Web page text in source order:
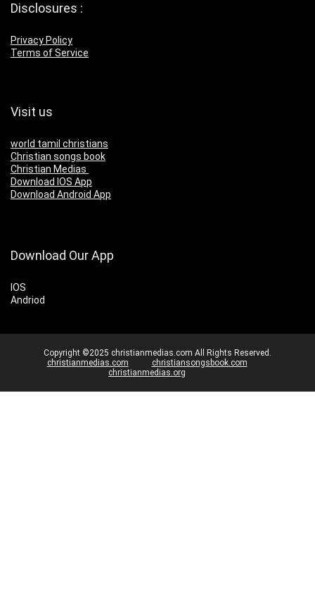
Disclosures :
Privacy Policy
Terms of Service
Visit us
world tamil christians
Christian songs book
Christian Medias
Download IOS App
Download Android App
Download Our App
IOS
Andriod
Copyright ©2025 christianmedias.com All Rights Reserved.
christianmedias.com
christiansongsbook.com
christianmedias.org